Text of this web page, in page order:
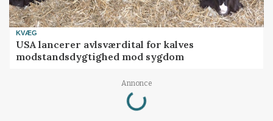
KVÆG
USA lancerer avlsværdital for kalves
modstandsdygtighed mod sygdom
Annonce
Loading...